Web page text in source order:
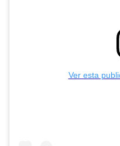
Ver esta